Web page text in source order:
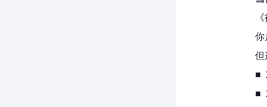
你
但
■
■